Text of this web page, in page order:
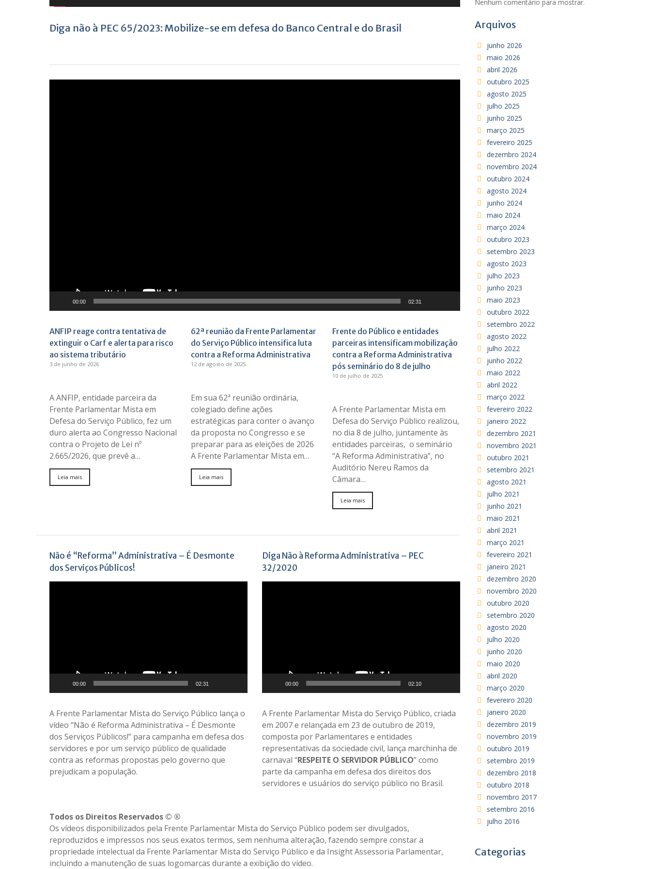
Diga não à PEC 65/2023: Mobilize-se em defesa do Banco Central e do Brasil
00:00 02:31
ANFIP reage contra tentativa de
extinguir o Carf e alerta para risco
ao sistema tributário
3 de junho de 2026
A ANFIP, entidade parceira da
Frente Parlamentar Mista em
Defesa do Serviço Público, fez um
duro alerta ao Congresso Nacional
contra o Projeto de Lei nº
2.665/2026, que prevê a…
Leia mais
62ª reunião da Frente Parlamentar
do Serviço Público intensifica luta
contra a Reforma Administrativa
12 de agosto de 2025
Em sua 62ª reunião ordinária,
colegiado define ações
estratégicas para conter o avanço
da proposta no Congresso e se
preparar para as eleições de 2026
A Frente Parlamentar Mista em…
Leia mais
Frente do Público e entidades
parceiras intensificam mobilização
contra a Reforma Administrativa
pós seminário do 8 de julho
10 de julho de 2025
A Frente Parlamentar Mista em
Defesa do Serviço Público realizou,
no dia 8 de julho, juntamente às
entidades parceiras, o seminário
“A Reforma Administrativa”, no
Auditório Nereu Ramos da
Câmara…
Leia mais
Não é “Reforma” Administrativa – É Desmonte
dos Serviços Públicos!
00:00 02:31
A Frente Parlamentar Mista do Serviço Público lança o
vídeo “Não é Reforma Administrativa – É Desmonte
dos Serviços Públicos!” para campanha em defesa dos
servidores e por um serviço público de qualidade
contra as reformas propostas pelo governo que
prejudicam a população.
Diga Não à Reforma Administrativa – PEC
32/2020
00:00 02:10
A Frente Parlamentar Mista do Serviço Público, criada
em 2007 e relançada em 23 de outubro de 2019,
composta por Parlamentares e entidades
representativas da sociedade civil, lança marchinha de
carnaval “RESPEITE O SERVIDOR PÚBLICO” como
parte da campanha em defesa dos direitos dos
servidores e usuários do serviço público no Brasil.
Todos os Direitos Reservados © ®
Os vídeos disponibilizados pela Frente Parlamentar Mista do Serviço Público podem ser divulgados,
reproduzidos e impressos nos seus exatos termos, sem nenhuma alteração, fazendo sempre constar a
propriedade intelectual da Frente Parlamentar Mista do Serviço Público e da Insight Assessoria Parlamentar,
incluindo a manutenção de suas logomarcas durante a exibição do vídeo.
Nenhum comentário para mostrar.
Arquivos
junho 2026
maio 2026
abril 2026
outubro 2025
agosto 2025
julho 2025
junho 2025
março 2025
fevereiro 2025
dezembro 2024
novembro 2024
outubro 2024
agosto 2024
junho 2024
maio 2024
março 2024
outubro 2023
setembro 2023
agosto 2023
julho 2023
junho 2023
maio 2023
outubro 2022
setembro 2022
agosto 2022
julho 2022
junho 2022
maio 2022
abril 2022
março 2022
fevereiro 2022
janeiro 2022
dezembro 2021
novembro 2021
outubro 2021
setembro 2021
agosto 2021
julho 2021
junho 2021
maio 2021
abril 2021
março 2021
fevereiro 2021
janeiro 2021
dezembro 2020
novembro 2020
outubro 2020
setembro 2020
agosto 2020
julho 2020
junho 2020
maio 2020
abril 2020
março 2020
fevereiro 2020
janeiro 2020
dezembro 2019
novembro 2019
outubro 2019
setembro 2019
dezembro 2018
outubro 2018
novembro 2017
setembro 2016
julho 2016
Categorias